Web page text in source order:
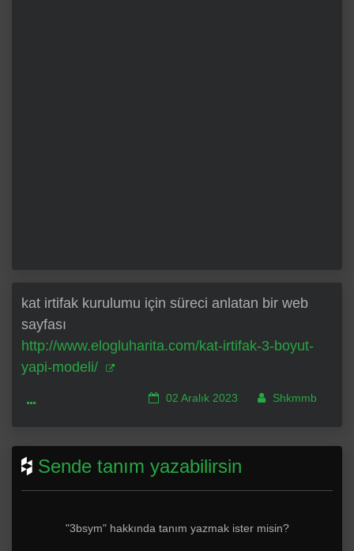
kat irtifak kurulumu için süreci anlatan bir web
sayfası
http://www.elogluharita.com/kat-irtifak-3-boyut-
yapi-modeli/
02 Aralık 2023 Shkmmb
Sende tanım yazabilirsin
"3bsym" hakkında tanım yazmak ister misin?